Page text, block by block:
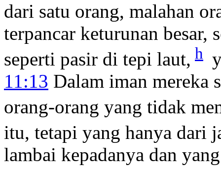
dari satu orang, malahan
terpancar keturunan
seperti pasir di tepi laut, h
11:13 Dalam iman mereka
orang-orang yang tidak
itu, tetapi yang hanya dari
lambai kepadanya dan